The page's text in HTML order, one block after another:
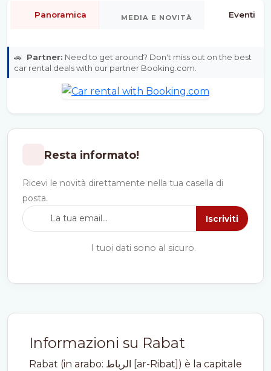
Informazioni su Rabat
Rabat (in arabo: الرباط [ar-Ribat]) è la capitale
Panoramica MEDIA E NOVITÀ Eventi
🚗 Partner: Need to get around? Don't miss out on the best
car rental deals with our partner Booking.com.
Resta informato!
Ricevi le novità direttamente nella tua casella di
posta.
Iscriviti
I tuoi dati sono al sicuro.